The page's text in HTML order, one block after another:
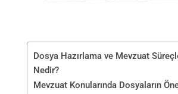
Dosya Hazırlama ve Mevzuat
Nedir?
Mevzuat Konularında Dosyaların